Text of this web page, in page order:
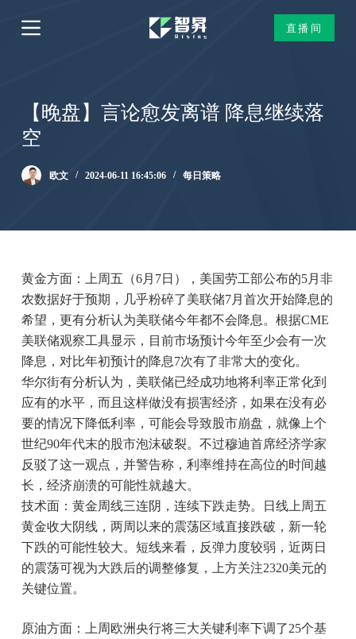
跳
过
直播间
【晚盘】言论愈发离谱 降息继续落
空
欧文 2024-06-11 16:45:06 每日策略
黄金方面：上周五（6月7日），美国劳工部公布的5月非
农数据好于预期，几乎粉碎了美联储7月首次开始降息的
希望，更有分析认为美联储今年都不会降息。根据CME
美联储观察工具显示，目前市场预计今年至少会有一次
降息，对比年初预计的降息7次有了非常大的变化。
华尔街有分析认为，美联储已经成功地将利率正常化到
应有的水平，而且这样做没有损害经济，如果在没有必
要的情况下降低利率，可能会导致股市崩盘，就像上个
世纪90年代末的股市泡沫破裂。不过穆迪首席经济学家
反驳了这一观点，并警告称，利率维持在高位的时间越
长，经济崩溃的可能性就越大。
技术面：黄金周线三连阴，连续下跌走势。日线上周五
黄金收大阴线，两周以来的震荡区域直接跌破，新一轮
下跌的可能性较大。短线来看，反弹力度较弱，近两日
的震荡可视为大跌后的调整修复，上方关注2320美元的
关键位置。
原油方面：上周欧洲央行将三大关键利率下调了25个基